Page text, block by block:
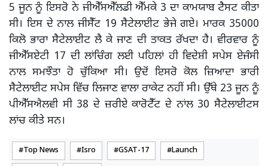
5 ਜੂਨ ਨੂੰ ਇਸਰੋ ਨੇ ਜੀਐੱਸਐੱਲਡੀ ਐੱਮਕੇ 3 ਦਾ ਕਾਮਯਾਬ ਟੈਸਟ ਕੀਤਾ
ਸੀ। ਇਸ ਦੇ ਨਾਲ ਜੀਸੈੱਟ 19 ਸੈਟੇਲਾਈਟ ਭੇਜੇ ਗਏ। ਮਾਰਕ 35000
ਕਿਲੋ ਭਾਰਾ ਸੈਟੇਲਾਈਟ ਲੈ ਕੇ ਜਾਣ ਦੀ ਤਾਕਤ ਰੱਖਦਾ ਹੈ। ਵੀਰਵਾਰ ਨੂੰ
ਜੀਐੱਸਏਟੀ 17 ਦੀ ਲਾਂਚਿੰਗ ਲਈ ਪਹਿਲਾਂ ਹੀ ਵਿਦੇਸ਼ੀ ਸਪੇਸ ਏਜੰਸੀ
ਨਾਲ ਸਮਝੌਤਾ ਹੋ ਚੁੱਕਿਆ ਸੀ। ਉਦੋਂ ਇਸਰੋ ਕੋਲ ਜ਼ਿਆਦਾ ਭਾਰੀ
ਸੈਟੇਲਾਈਟ ਸਪੇਸ ਵਿੱਚ ਲਿਜਾਣ ਵਾਲਾ ਰਾਕੇਟ ਨਹੀਂ ਸੀ। ਉੱਥੇ 23 ਜੂਨ ਨੂੰ
ਪੀਐੱਸਐਲਵੀ ਸੀ 38 ਦੇ ਜ਼ਰੀਏ ਕਾਰੋਟੈੱਟ ਦੇ ਨਾਂਲ 30 ਸੈਟੇਲਾਈਟਸ
ਲਾਂਚ ਕੀਤੇ ਸਨ।
Top News Isro GSAT-17 Launch